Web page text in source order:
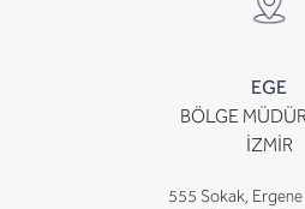
EGE
BÖLGE
İZMİR
555 Sokak,